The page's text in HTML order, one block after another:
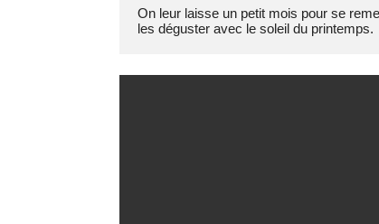
On leur laisse un petit mois pour se
les déguster avec le soleil du printemps.